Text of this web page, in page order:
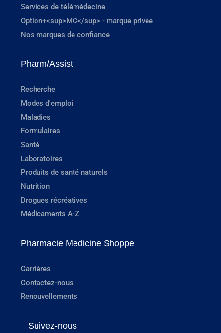
Services de télémédecine
Option+<sup>MC</sup> - marque privée
Nos marques de confiance
Pharm/Assist
Recherche
Modes d'emploi
Maladies
Formulaires
Santé
Laboratoires
Produits de santé naturels
Nutrition
Drogues récréatives
Médicaments A-Z
Pharmacie Medicine Shoppe
Carrières
Contactez-nous
Renouvellements
Suivez-nous